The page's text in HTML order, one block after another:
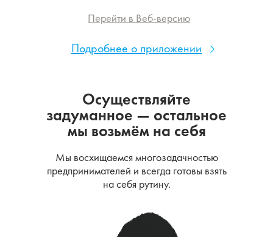
Перейти в Веб-версию
Подробнее о приложении
Осуществляйте
задуманное — остальное
мы возьмём на себя
Мы восхищаемся многозадачностью
предпринимателей и всегда готовы взять
на себя рутину.